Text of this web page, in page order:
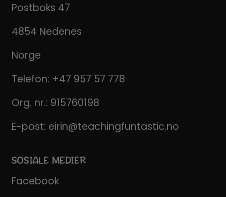
Postboks 47
4854 Nedenes
Norge
Telefon: +47 957 57 778
Org. nr.: 915760198
E-post: eirin@teachingfuntastic.no
SOSIALE MEDIER
Facebook